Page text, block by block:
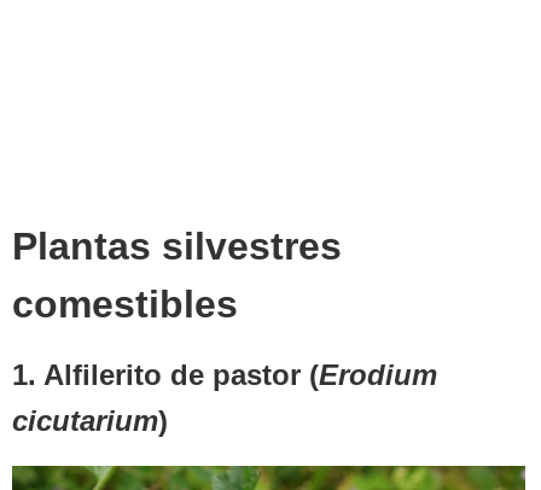
Plantas silvestres
comestibles
1. Alfilerito de pastor (Erodium
cicutarium)